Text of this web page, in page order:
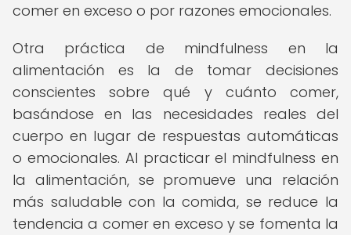
comer en exceso o por razones emocionales.
Otra práctica de mindfulness en la
alimentación es la de tomar decisiones
conscientes sobre qué y cuánto comer,
basándose en las necesidades reales del
cuerpo en lugar de respuestas automáticas
o emocionales. Al practicar el mindfulness en
la alimentación, se promueve una relación
más saludable con la comida, se reduce la
tendencia a comer en exceso y se fomenta la